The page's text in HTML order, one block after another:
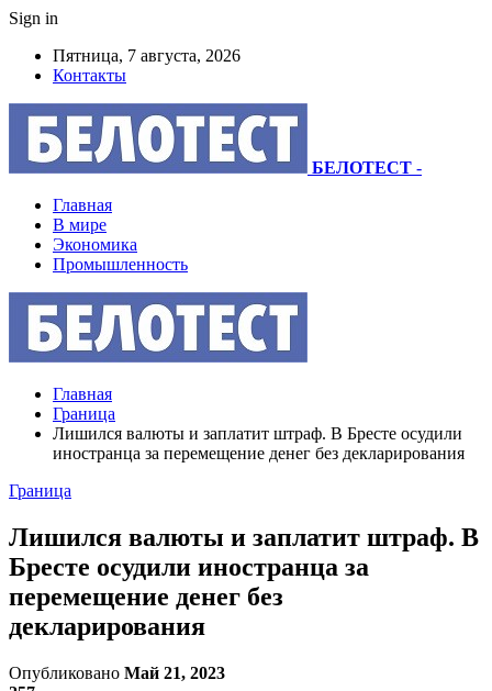
Sign in
Пятница, 7 августа, 2026
Контакты
БЕЛОТЕСТ -
Главная
В мире
Экономика
Промышленность
Главная
Граница
Лишился валюты и заплатит штраф. В Бресте осудили
иностранца за перемещение денег без декларирования
Граница
Лишился валюты и заплатит штраф. В
Бресте осудили иностранца за
перемещение денег без
декларирования
Опубликовано Май 21, 2023